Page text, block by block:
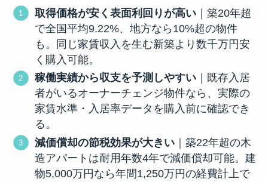
取得価格が安く表面利回りが高い ｜築20年超
で全国平均9.22%、地方なら10%超の物件
も。同じ家賃収入を生む新築より数千万円安
く購入可能。
稼働実績から収支を予測しやすい ｜既存入居
者がいるオーナーチェンジ物件なら、実際の
家賃水準・入居率データを購入前に確認でき
る。
減価償却の節税効果が大きい ｜築22年超の木
造アパートは耐用年数4年で減価償却可能。建
物5,000万円なら年間1,250万円の経費計上で